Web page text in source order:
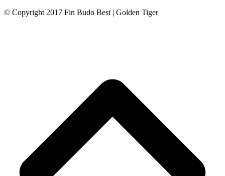
© Copyright 2017 Fin Budo Best | Golden Tiger